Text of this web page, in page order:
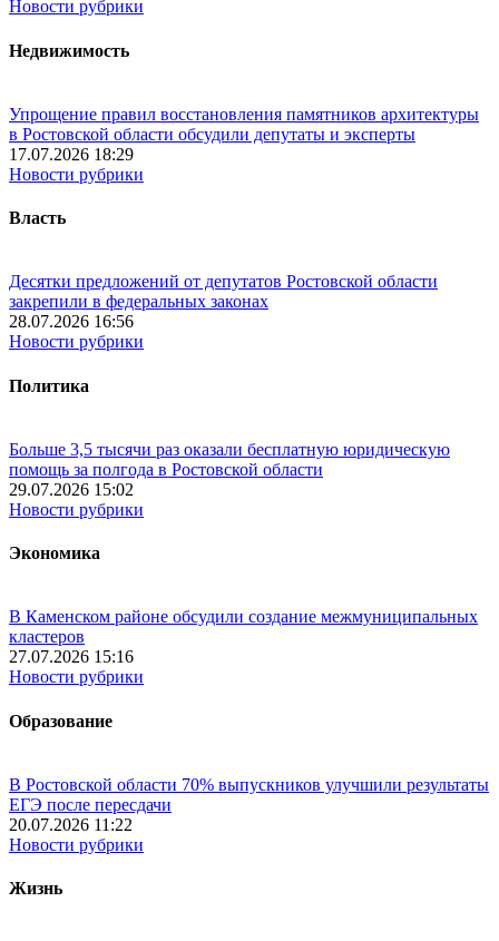
Новости рубрики
Недвижимость
Упрощение правил восстановления памятников архитектуры
в Ростовской области обсудили депутаты и эксперты
17.07.2026 18:29
Новости рубрики
Власть
Десятки предложений от депутатов Ростовской области
закрепили в федеральных законах
28.07.2026 16:56
Новости рубрики
Политика
Больше 3,5 тысячи раз оказали бесплатную юридическую
помощь за полгода в Ростовской области
29.07.2026 15:02
Новости рубрики
Экономика
В Каменском районе обсудили создание межмуниципальных
кластеров
27.07.2026 15:16
Новости рубрики
Образование
В Ростовской области 70% выпускников улучшили результаты
ЕГЭ после пересдачи
20.07.2026 11:22
Новости рубрики
Жизнь